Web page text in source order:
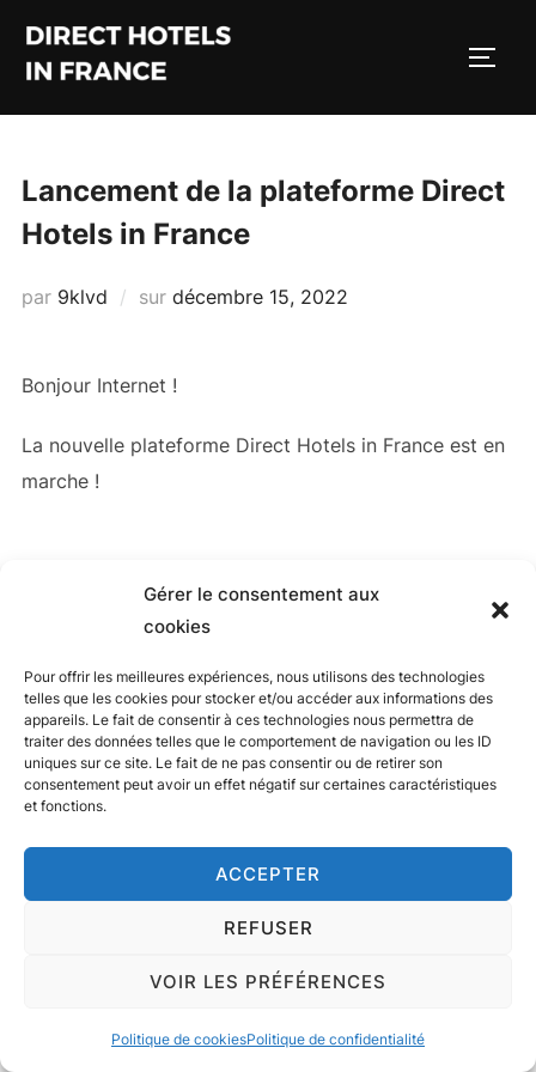
Gérer le consentement aux
cookies
Pour offrir les meilleures expériences, nous utilisons des technologies
telles que les cookies pour stocker et/ou accéder aux informations des
appareils. Le fait de consentir à ces technologies nous permettra de
traiter des données telles que le comportement de navigation ou les ID
uniques sur ce site. Le fait de ne pas consentir ou de retirer son
consentement peut avoir un effet négatif sur certaines caractéristiques
et fonctions.
ACCEPTER
REFUSER
VOIR LES PRÉFÉRENCES
Politique de cookiesPolitique de confidentialité
contenu
Lancement de la plateforme Direct
Hotels in France
par 9klvd sur Publié
décembre 15, 2022
Bonjour Internet !
La nouvelle plateforme Direct Hotels in France est en
marche !